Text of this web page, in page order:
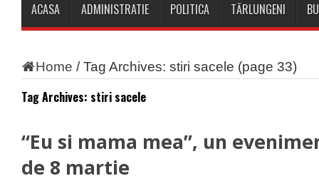
ACASA ADMINISTRATIE POLITICA TĂRLUNGENI
Home /Tag Archives: stiri sacele (page 33)
Tag Archives: stiri sacele
“Eu si mama mea”, un
de 8 martie